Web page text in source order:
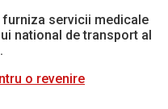
servicii medicale
national de transport al